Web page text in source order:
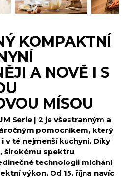
KOMPAKTNÍ
A NOVĚ I S
MÍSOU
Serie | 2 je všestranným a
pomocníkem, který
v té nejmenší kuchyni. Díky
širokému spektru
technologii míchání
výkon. Od 15. října navíc